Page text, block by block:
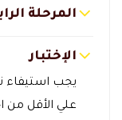
المرحلة
الإختبار
علي الأقل من